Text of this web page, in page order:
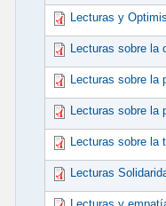
Lecturas y
Lecturas sobre la
Lecturas sobre la
Lecturas sobre la
Lecturas sobre la
Lecturas